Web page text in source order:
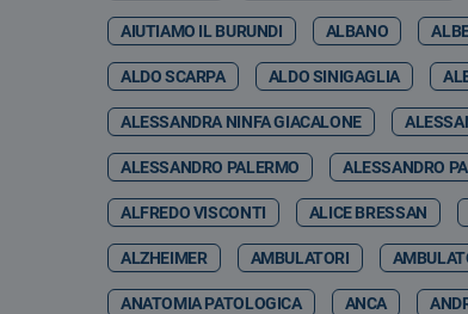
AIUTIAMO IL BURUNDI ALBANO
ALDO SCARPA ALDO SINIGAGLIA
ALESSANDRA NINFA GIACALONE
ALESSANDRO PALERMO ALESSANDRO
ALFREDO VISCONTI ALICE BRESSAN
ALZHEIMER AMBULATORI
ANATOMIA PATOLOGICA ANCA